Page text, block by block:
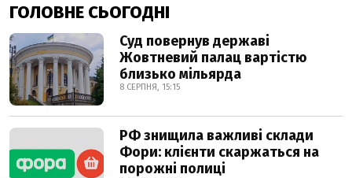
ГОЛОВНЕ СЬОГОДНІ
Суд повернув державі
Жовтневий палац вартістю
близько мільярда
8 СЕРПНЯ, 15:15
РФ знищила важливі склади
Фори: клієнти скаржаться на
порожні полиці